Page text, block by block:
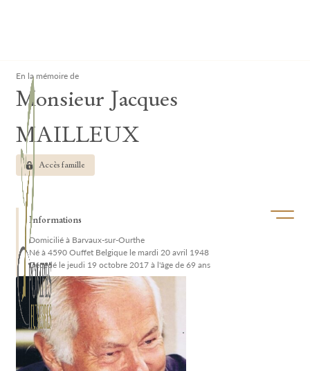
Ouvrir/
En la mémoire de
Monsieur Jacques
MAILLEUX
Accès famille
Informations
Domicilié à Barvaux-sur-Ourthe
Né à 4590 Ouffet Belgique le mardi 20 avril 1948
Décédé le jeudi 19 octobre 2017 à l'âge de 69 ans